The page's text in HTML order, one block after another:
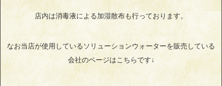
店内は消毒液による加湿散布も行っております。
なお当店が使用しているソリューションウォーターを販売している
会社のページはこちらです↓